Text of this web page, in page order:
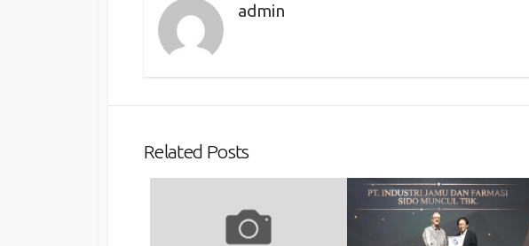
admin
Related Posts